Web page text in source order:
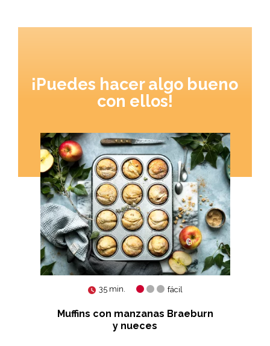
¡Puedes hacer algo bueno
con ellos!
35 min. fácil
Muffins con manzanas Braeburn
y nueces